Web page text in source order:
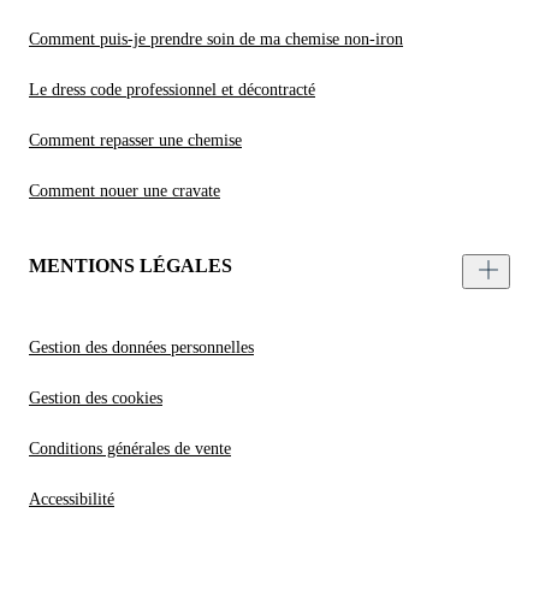
Comment puis-je prendre soin de ma chemise non-iron
Le dress code professionnel et décontracté
Comment repasser une chemise
Comment nouer une cravate
MENTIONS LÉGALES
Gestion des données personnelles
Gestion des cookies
Conditions générales de vente
Accessibilité